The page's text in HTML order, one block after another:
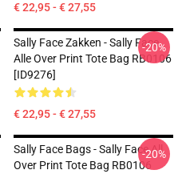
€ 22,95 - € 27,55
Sally Face Zakken - Sally Face
Alle Over Print Tote Bag RB0106
[ID9276]
€ 22,95 - € 27,55
-20%
Sally Face Bags - Sally Face All
Over Print Tote Bag RB0106
-20%